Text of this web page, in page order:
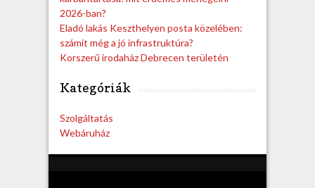
2026-ban?
Eladó lakás Keszthelyen posta közelében:
számít még a jó infrastruktúra?
Korszerű irodaház Debrecen területén
Kategóriák
Szolgáltatás
Webáruház